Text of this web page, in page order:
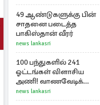
49 ஆண்டுகளுக்கு பின்
சாதனை படைத்த
பாகிஸ்தான் வீரர்
news lankasri
100 பந்துகளில் 241
ஓட்டங்கள் விளாசிய
அணி! வாணவேடிக்கை
காட்டிய ரிக்கெல்டன்,
மார்ஷ்
news lankasri